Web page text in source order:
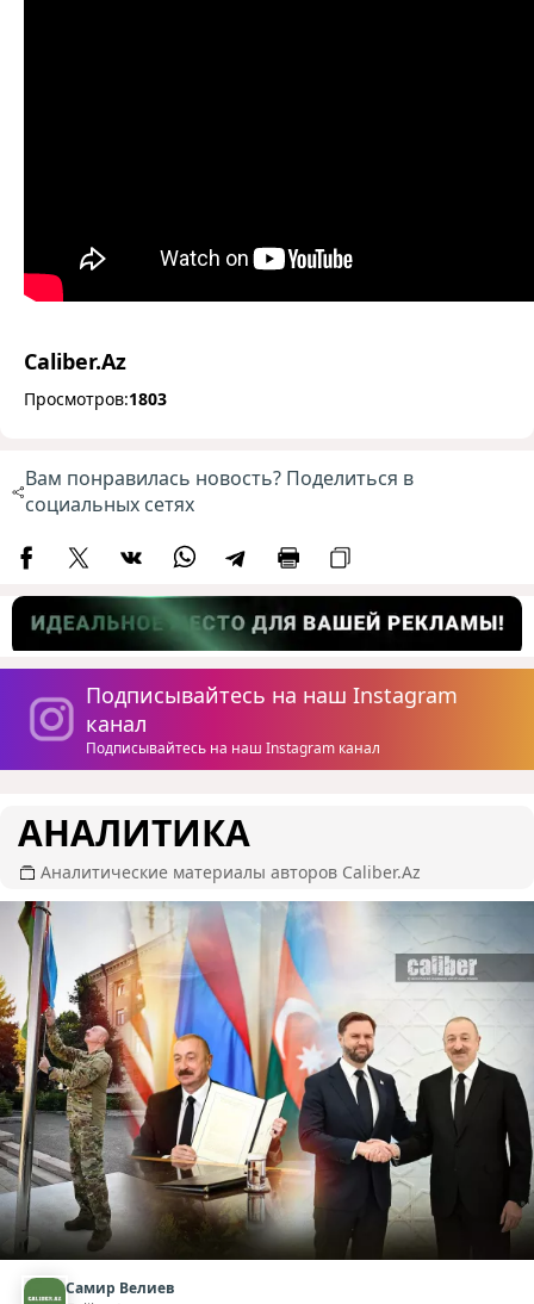
Caliber.Az
Просмотров:1803
Вам понравилась новость? Поделиться в
социальных сетях
Подписывайтесь на наш Instagram
канал
Подписывайтесь на наш Instagram канал
АНАЛИТИКА
Аналитические материалы авторов Caliber.Az
Самир Велиев